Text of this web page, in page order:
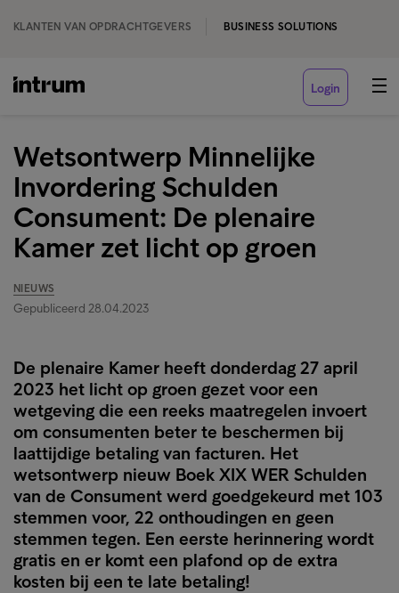
KLANTEN VAN OPDRACHTGEVERS BUSINESS SOLUTIONS
Login
Wetsontwerp Minnelijke
Invordering Schulden
Consument: De plenaire
Kamer zet licht op groen
NIEUWS
Gepubliceerd 28.04.2023
De plenaire Kamer heeft donderdag 27 april
2023 het licht op groen gezet voor een
wetgeving die een reeks maatregelen invoert
om consumenten beter te beschermen bij
laattijdige betaling van facturen. Het
wetsontwerp nieuw Boek XIX WER Schulden
van de Consument werd goedgekeurd met 103
stemmen voor, 22 onthoudingen en geen
stemmen tegen. Een eerste herinnering wordt
gratis en er komt een plafond op de extra
kosten bij een te late betaling!